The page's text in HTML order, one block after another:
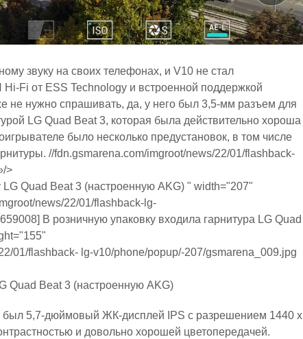
звуку на своих телефонах, и V10 не стал
Fi от ESS Technology и встроенной поддержкой
не нужно спрашивать, да, у него был 3,5-мм разъем для
LG Quad Beat 3, которая была действительно хороша
было несколько предустановок, в том числе
//fdn.gsmarena.com/imgroot/news/22/01/flashback-
>
Quad Beat 3 (настроенную AKG)
был 5,7-дюймовый ЖК-дисплей IPS с разрешением 1440 x
и довольно хорошей цветопередачей.